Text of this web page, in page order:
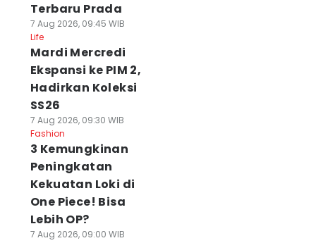
Terbaru Prada
7 Aug 2026, 09:45 WIB
Life
Mardi Mercredi
Ekspansi ke PIM 2,
Hadirkan Koleksi
SS26
7 Aug 2026, 09:30 WIB
Fashion
3 Kemungkinan
Peningkatan
Kekuatan Loki di
One Piece! Bisa
Lebih OP?
7 Aug 2026, 09:00 WIB